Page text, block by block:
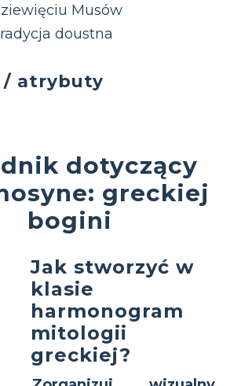
Musów
doustna
/ atrybuty
dotyczący
greckiej
bogini
Jak stworzyć w
klasie
harmonogram
mitologii
greckiej?